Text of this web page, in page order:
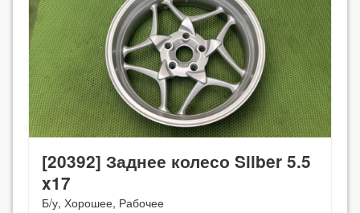
[20392] Заднее колесо Silber 5.5
x17
Б/у, Хорошее, Рабочее